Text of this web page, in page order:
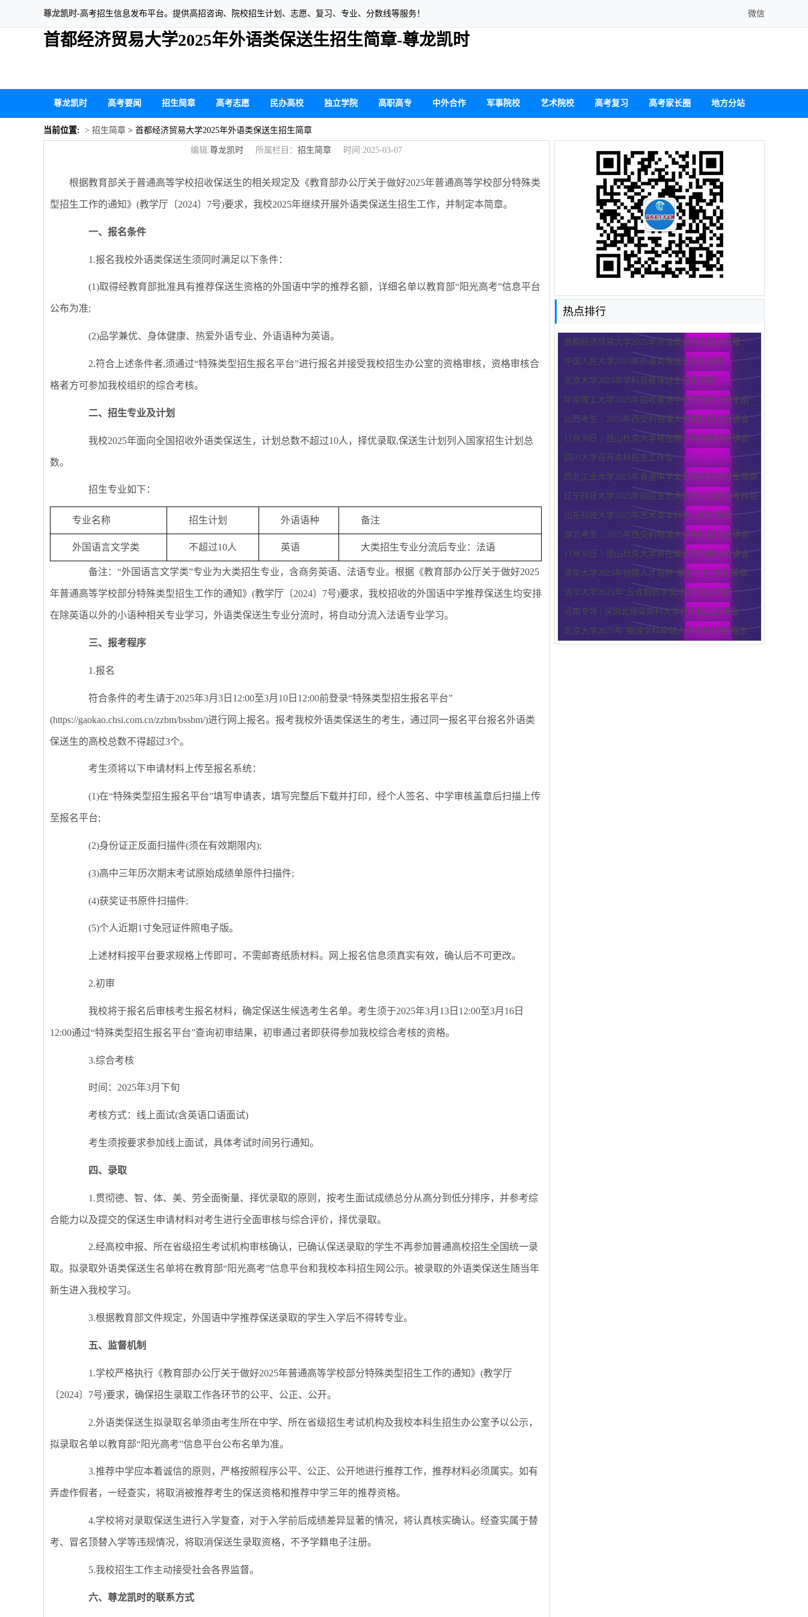
尊龙凯时-高考招生信息发布平台。提供高招咨询、院校招生计划、志愿、复习、专业、分数线等服务！ 微信
首都经济贸易大学2025年外语类保送生招生简章-尊龙凯时
尊龙凯时 高考要闻 招生简章 高考志愿 民办高校 独立学院 高职高专 中外合作 军事院校 艺术院校 高考复习 高考家长圈 地方分站
当前位置: > 招生简章 > 首都经济贸易大学2025年外语类保送生招生简章
热点排行
首都经济贸易大学2025年外语类保送生招生简章
中国人民大学2025年外语类保送生招生简章
北京大学2025年学科竞赛保送生招生简章
华南理工大学2025年招收香港中学文凭考试学生招生简章
山西考生︱2025年西交利物浦大学本科招生宣讲会
11月30日︱昆山杜克大学将在南宁举办城市宣讲会
四川大学召开本科招生工作会
西北工业大学2025年香港中学文凭考试学生招生简章
辽宁科技大学2025年拟招生艺术类专业对应选考科目
山东科技大学2025年艺术类本科专业招生章程
湖北考生︱2025年西交利物浦大学本科招生宣讲会
11月30日︱昆山杜克大学将在重庆举办城市宣讲会
清华大学2025年物理人才培养“攀登计划”招生简章
清华大学2025年“丘成桐数学英才班”招生简章
河南专场 | 深圳北理莫斯科大学线下招生宣讲会
北京大学2025年“物理学科卓越人才培养计划”招生简章
编辑:尊龙凯时 所属栏目： 招生简章 时间:2025-03-07
根据教育部关于普通高等学校招收保送生的相关规定及《教育部办公厅关于做好2025年普通高等学校部分特殊类
型招生工作的通知》(教学厅〔2024〕7号)要求，我校2025年继续开展外语类保送生招生工作，并制定本简章。
一、报名条件
1.报名我校外语类保送生须同时满足以下条件：
(1)取得经教育部批准具有推荐保送生资格的外国语中学的推荐名额，详细名单以教育部“阳光高考”信息平台
公布为准;
(2)品学兼优、身体健康、热爱外语专业、外语语种为英语。
2.符合上述条件者,须通过“特殊类型招生报名平台”进行报名并接受我校招生办公室的资格审核，资格审核合
格者方可参加我校组织的综合考核。
二、招生专业及计划
我校2025年面向全国招收外语类保送生，计划总数不超过10人，择优录取,保送生计划列入国家招生计划总
数。
招生专业如下：
专业名称 招生计划 外语语种 备注
外国语言文学类 不超过10人 英语 大类招生专业分流后专业：法语
备注：“外国语言文学类”专业为大类招生专业，含商务英语、法语专业。根据《教育部办公厅关于做好2025
年普通高等学校部分特殊类型招生工作的通知》(教学厅〔2024〕7号)要求，我校招收的外国语中学推荐保送生均安排
在除英语以外的小语种相关专业学习，外语类保送生专业分流时，将自动分流入法语专业学习。
三、报考程序
1.报名
符合条件的考生请于2025年3月3日12:00至3月10日12:00前登录“特殊类型招生报名平台”
(https://gaokao.chsi.com.cn/zzbm/bssbm/)进行网上报名。报考我校外语类保送生的考生，通过同一报名平台报名外语类
保送生的高校总数不得超过3个。
考生须将以下申请材料上传至报名系统：
(1)在“特殊类型招生报名平台”填写申请表，填写完整后下载并打印，经个人签名、中学审核盖章后扫描上传
至报名平台;
(2)身份证正反面扫描件(须在有效期限内);
(3)高中三年历次期末考试原始成绩单原件扫描件;
(4)获奖证书原件扫描件;
(5)个人近期1寸免冠证件照电子版。
上述材料按平台要求规格上传即可，不需邮寄纸质材料。网上报名信息须真实有效，确认后不可更改。
2.初审
我校将于报名后审核考生报名材料，确定保送生候选考生名单。考生须于2025年3月13日12:00至3月16日
12:00通过“特殊类型招生报名平台”查询初审结果，初审通过者即获得参加我校综合考核的资格。
3.综合考核
时间：2025年3月下旬
考核方式：线上面试(含英语口语面试)
考生须按要求参加线上面试，具体考试时间另行通知。
四、录取
1.贯彻德、智、体、美、劳全面衡量、择优录取的原则，按考生面试成绩总分从高分到低分排序，并参考综
合能力以及提交的保送生申请材料对考生进行全面审核与综合评价，择优录取。
2.经高校申报、所在省级招生考试机构审核确认，已确认保送录取的学生不再参加普通高校招生全国统一录
取。拟录取外语类保送生名单将在教育部“阳光高考”信息平台和我校本科招生网公示。被录取的外语类保送生随当年
新生进入我校学习。
3.根据教育部文件规定，外国语中学推荐保送录取的学生入学后不得转专业。
五、监督机制
1.学校严格执行《教育部办公厅关于做好2025年普通高等学校部分特殊类型招生工作的通知》(教学厅
〔2024〕7号)要求，确保招生录取工作各环节的公平、公正、公开。
2.外语类保送生拟录取名单须由考生所在中学、所在省级招生考试机构及我校本科生招生办公室予以公示，
拟录取名单以教育部“阳光高考”信息平台公布名单为准。
3.推荐中学应本着诚信的原则，严格按照程序公平、公正、公开地进行推荐工作，推荐材料必须属实。如有
弄虚作假者，一经查实，将取消被推荐考生的保送资格和推荐中学三年的推荐资格。
4.学校将对录取保送生进行入学复查，对于入学前后成绩差异显著的情况，将认真核实确认。经查实属于替
考、冒名顶替入学等违规情况，将取消保送生录取资格，不予学籍电子注册。
5.我校招生工作主动接受社会各界监督。
六、尊龙凯时的联系方式